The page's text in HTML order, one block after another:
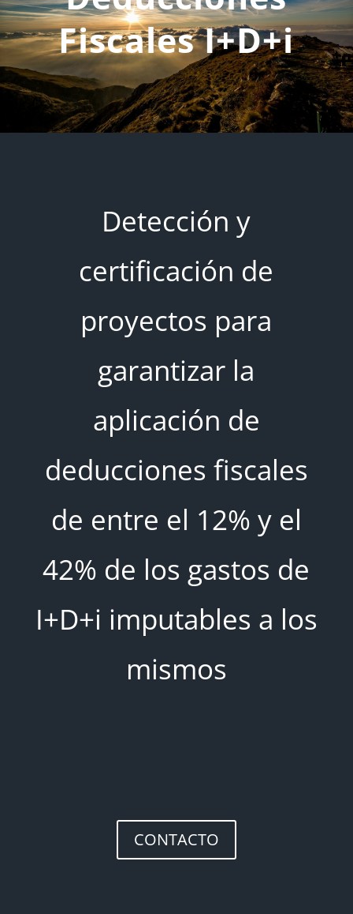
Fiscales I+D+i
Detección y
certificación de
proyectos para
garantizar la
aplicación de
deducciones fiscales
de entre el 12% y el
42% de los gastos de
I+D+i imputables a los
mismos
CONTACTO